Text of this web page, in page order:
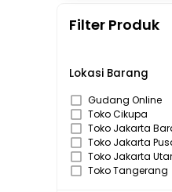
Filter Produk
Lokasi Barang
Gudang Online
Toko Cikupa
Toko Jakarta
Toko Jakarta
Toko Jakarta
Toko Tangerang